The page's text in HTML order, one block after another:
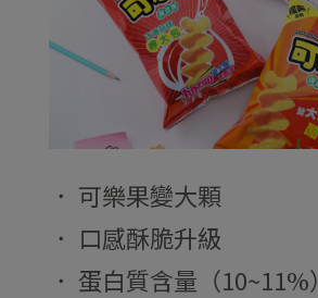
． 可樂果變大顆
． 口感酥脆升級
． 蛋白質含量（10~11%）